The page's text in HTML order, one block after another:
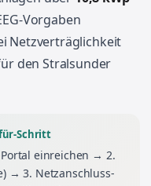
Vorgaben
Netzverträglichkeit
den Stralsunder
Schritt
einreichen → 2.
→ 3. Netzanschluss-